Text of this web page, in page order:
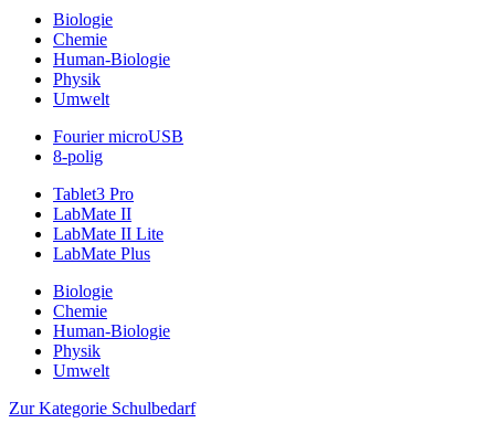
Biologie
Chemie
Human-Biologie
Physik
Umwelt
Fourier microUSB
8-polig
Tablet3 Pro
LabMate II
LabMate II Lite
LabMate Plus
Biologie
Chemie
Human-Biologie
Physik
Umwelt
Zur Kategorie Schulbedarf